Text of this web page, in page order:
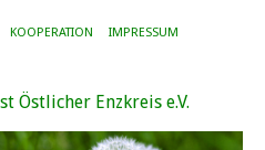
KOOPERATION IMPRESSUM